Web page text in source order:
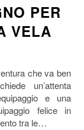
PER
VELA
un’attenta
e una
felice in
tra le…